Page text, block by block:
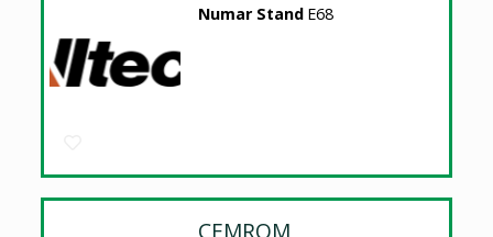
Numar Stand E68
CEMROM